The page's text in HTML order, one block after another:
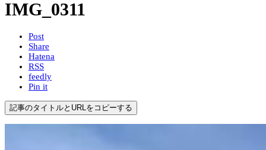
IMG_0311
Post
Share
Hatena
RSS
feedly
Pin it
記事のタイトルとURLをコピーする